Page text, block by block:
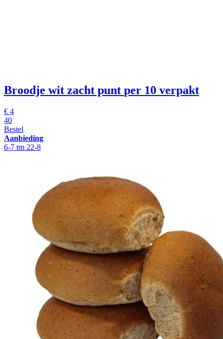
Broodje wit zacht punt per 10 verpakt
€ 4
40
Bestel
Aanbieding
6-7 tm 22-8